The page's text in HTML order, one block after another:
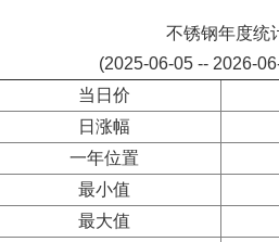
不锈钢年度统
(2025-06-05 -- 2026-
当日价
日涨幅
一年位置
最小值
最大值